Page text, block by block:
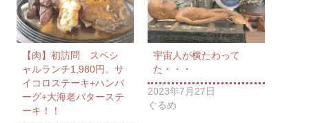
【肉】初訪問 スペシ
ャルランチ1,980円。サ
イコロステーキ+ハンバ
ーグ+大海老バターステ
ーキ！！
宇宙人が横たわって
た・・・
2023年7月27日
ぐるめ